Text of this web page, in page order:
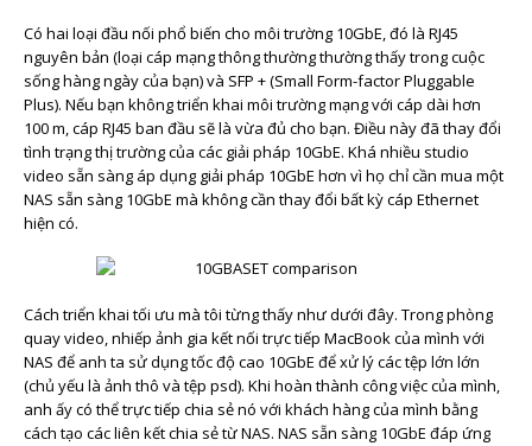
Có hai loại đầu nối phổ biến cho môi trường 10GbE, đó là RJ45
nguyên bản (loại cáp mạng thông thường thường thấy trong cuộc
sống hàng ngày của bạn) và SFP + (Small Form-factor Pluggable
Plus). Nếu bạn không triển khai môi trường mạng với cáp dài hơn
100 m, cáp RJ45 ban đầu sẽ là vừa đủ cho bạn. Điều này đã thay đổi
tình trạng thị trường của các giải pháp 10GbE. Khá nhiều studio
video sẵn sàng áp dụng giải pháp 10GbE hơn vì họ chỉ cần mua một
NAS sẵn sàng 10GbE mà không cần thay đổi bất kỳ cáp Ethernet
hiện có.
Cách triển khai tối ưu mà tôi từng thấy như dưới đây. Trong phòng
quay video, nhiếp ảnh gia kết nối trực tiếp MacBook của mình với
NAS để anh ta sử dụng tốc độ cao 10GbE để xử lý các tệp lớn lớn
(chủ yếu là ảnh thô và tệp psd). Khi hoàn thành công việc của mình,
anh ấy có thể trực tiếp chia sẻ nó với khách hàng của mình bằng
cách tạo các liên kết chia sẻ từ NAS. NAS sẵn sàng 10GbE đáp ứng